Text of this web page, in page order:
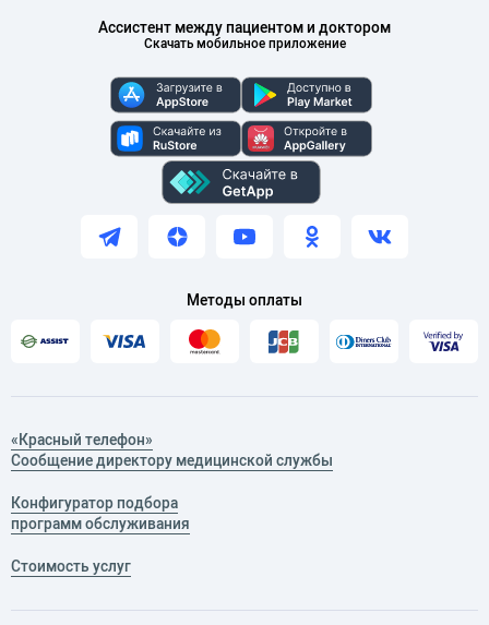
Ассистент между пациентом и доктором
Скачать мобильное приложение
Методы оплаты
«Красный телефон»
Сообщение директору медицинской службы
Конфигуратор подбора
программ обслуживания
Стоимость услуг